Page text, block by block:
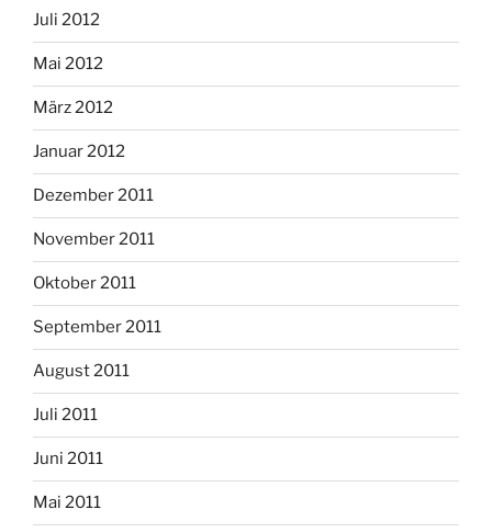
Juli 2012
Mai 2012
März 2012
Januar 2012
Dezember 2011
November 2011
Oktober 2011
September 2011
August 2011
Juli 2011
Juni 2011
Mai 2011